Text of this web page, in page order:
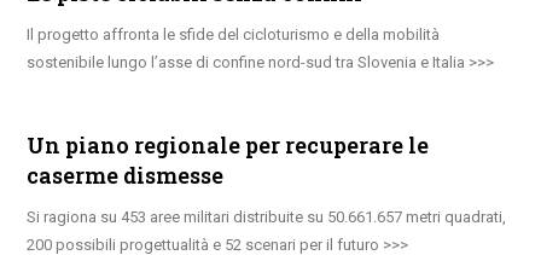
Il progetto affronta le sfide del cicloturismo e della mobilità
sostenibile lungo l’asse di confine nord-sud tra Slovenia e Italia
Un piano regionale per recuperare le
caserme dismesse
Si ragiona su 453 aree militari distribuite su 50.661.657 metri quadrati,
200 possibili progettualità e 52 scenari per il futuro